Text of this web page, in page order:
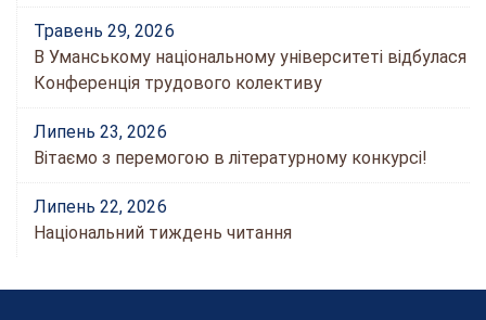
Травень 29, 2026
В Уманському національному університеті відбулася
Конференція трудового колективу
Липень 23, 2026
Вітаємо з перемогою в літературному конкурсі!
Липень 22, 2026
Національний тиждень читання